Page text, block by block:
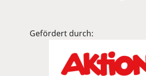
Gefördert durch: